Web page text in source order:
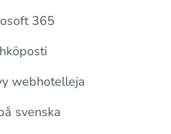
365
webhotelleja
svenska